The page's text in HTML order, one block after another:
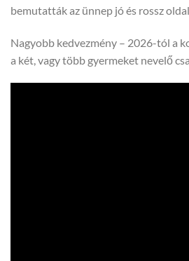
bemutatták az ünnep jó és rossz
Nagyobb kedvezmény – 2026-tól a
a két, vagy több gyermeket nevelő